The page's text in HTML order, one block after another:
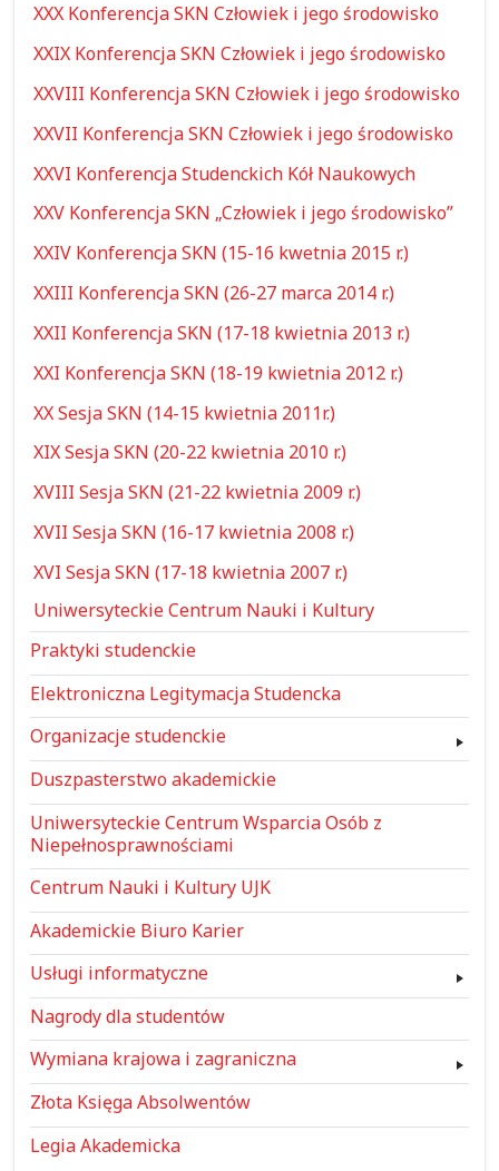
XXX Konferencja SKN Człowiek i jego środowisko
XXIX Konferencja SKN Człowiek i jego środowisko
XXVIII Konferencja SKN Człowiek i jego środowisko
XXVII Konferencja SKN Człowiek i jego środowisko
XXVI Konferencja Studenckich Kół Naukowych
XXV Konferencja SKN „Człowiek i jego środowisko”
XXIV Konferencja SKN (15-16 kwetnia 2015 r.)
XXIII Konferencja SKN (26-27 marca 2014 r.)
XXII Konferencja SKN (17-18 kwietnia 2013 r.)
XXI Konferencja SKN (18-19 kwietnia 2012 r.)
XX Sesja SKN (14-15 kwietnia 2011r.)
XIX Sesja SKN (20-22 kwietnia 2010 r.)
XVIII Sesja SKN (21-22 kwietnia 2009 r.)
XVII Sesja SKN (16-17 kwietnia 2008 r.)
XVI Sesja SKN (17-18 kwietnia 2007 r.)
Uniwersyteckie Centrum Nauki i Kultury
Praktyki studenckie
Elektroniczna Legitymacja Studencka
Organizacje studenckie
Duszpasterstwo akademickie
Uniwersyteckie Centrum Wsparcia Osób z
Niepełnosprawnościami
Centrum Nauki i Kultury UJK
Akademickie Biuro Karier
Usługi informatyczne
Nagrody dla studentów
Wymiana krajowa i zagraniczna
Złota Księga Absolwentów
Legia Akademicka